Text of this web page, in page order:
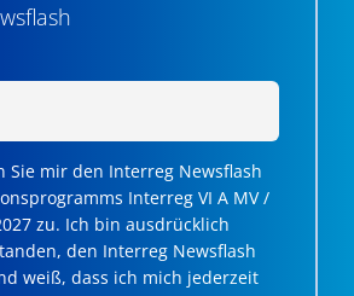
Sie mir den Interreg Newsflash
Interreg VI A MV /
zu. Ich bin ausdrücklich
den Interreg Newsflash
weiß, dass ich mich jederzeit